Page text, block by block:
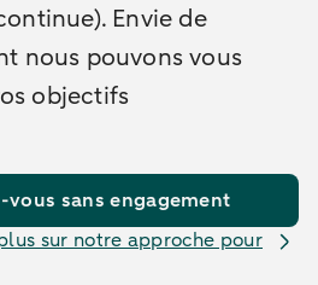
Envie de
nous pouvons vous
objectifs
vous sans engagement
sur notre approche pour